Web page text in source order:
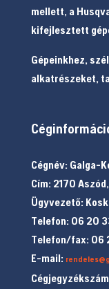
mellett, a
kifejlesztett
Gépeinkhez,
alkatrészeket,
Cégnév: Galga-
Cím: 2170
Ügyvezető:
Telefon: 06 20
Telefon/fax: 06
E-mail: